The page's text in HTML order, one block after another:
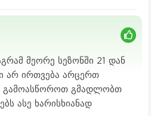
მეორე სეზონში 21 დან
არ ირთვება არცერთ
გამოასწოროთ გმადლობთ
ასე ხარისხიანად